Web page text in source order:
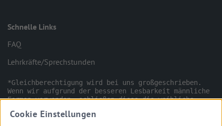
Schnelle Links
FAQ
Lehrkräfte/Sprechstunden
*Gleichberechtigung wird bei uns großgeschrieben.
Wenn wir aufgrund der besseren Lesbarkeit männliche
Formen verwenden, schließen diese die weibliche
Cookie Einstellungen